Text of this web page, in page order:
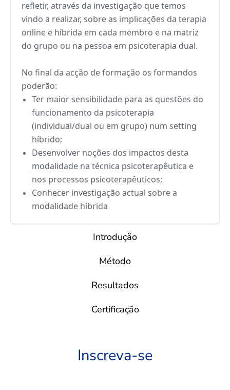
refletir, através da investigação que temos
vindo a realizar, sobre as implicações da terapia
online e híbrida em cada membro e na matriz
do grupo ou na pessoa em psicoterapia dual.
No final da acção de formação os formandos
poderão:
Ter maior sensibilidade para as questões do
funcionamento da psicoterapia
(individual/dual ou em grupo) num setting
híbrido;
Desenvolver noções dos impactos desta
modalidade na técnica psicoterapêutica e
nos processos psicoterapêuticos;
Conhecer investigação actual sobre a
modalidade híbrida
Introdução
Método
Resultados
Certificação
Inscreva-se